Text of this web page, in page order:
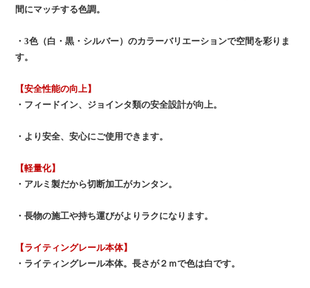
間にマッチする色調。
・3色（白・黒・シルバー）のカラーバリエーションで空間を彩りま
す。
【安全性能の向上】
・フィードイン、ジョインタ類の安全設計が向上。
・より安全、安心にご使用できます。
【軽量化】
・アルミ製だから切断加工がカンタン。
・長物の施工や持ち運びがよりラクになります。
【ライティングレール本体】
・ライティングレール本体。長さが２ｍで色は白です。